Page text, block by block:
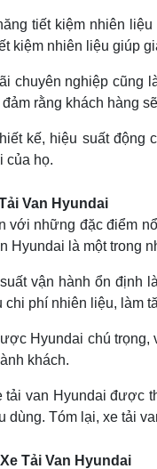
tiết kiệm nhiên
kiệm nhiên liệu giúp
chuyên nghiệp cũng
rằng khách hàng
kế, hiệu suất
của họ.
Van Hyundai
với những đặc điểm
Hyundai là một trong
vận hành ổn định
chi phí nhiên liệu, làm
Hyundai chú
khách.
tải van Hyundai được
Tóm lại, xe tải
Tải Van Hyundai